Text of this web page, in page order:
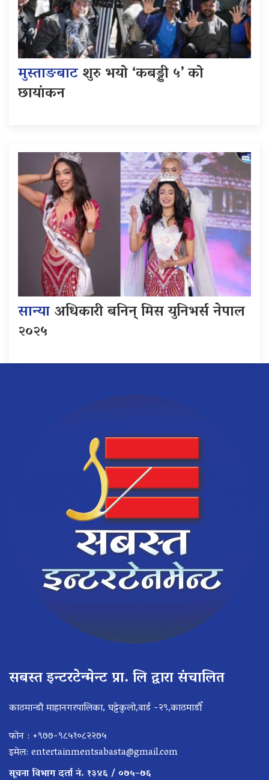
मुस्ताङबाटशुरु भयो ‘कबड्डी ५’ को
छायांकन
सान्याअधिकारी बनिन् मिस युनिभर्स नेपाल
२०२५
सबस्त इन्टरटेन्मेन्ट प्रा. लि द्वारा संचालित
काठमान्डौ माहानगरपालिका, घट्टेकुलो,वार्ड -२९,काठमाडौँ
फोन : +९७७-९८५१०८२२७५
इमेल: entertainmentsabasta@gmail.com
सूचना विभाग दर्ता नं. १३४६ / ०७५–७६